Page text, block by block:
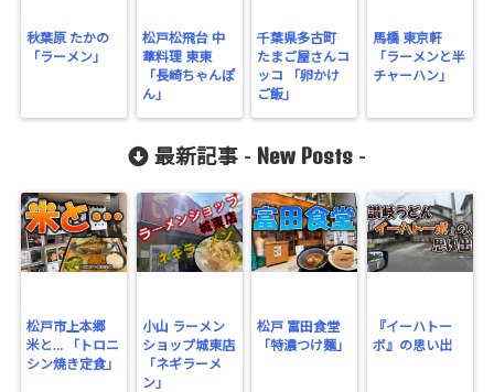
content/plu
count-
cache.php
on line2897
秋葉原 たかの
「ラーメン」
松戸松飛台 中
華料理 東東
「長崎ちゃんぽ
ん」
千葉県多古町
たまご屋さんコ
ッコ 「卵かけ
ご飯」
馬橋 東京軒
「ラーメンと半
チャーハン」
最新記事 - New Posts -
松戸市上本郷
米と… 「トロニ
シン焼き定食」
小山 ラーメン
ショップ城東店
「ネギラーメ
ン」
松戸 富田食堂
「特濃つけ麺」
『イーハトー
ボ』の思い出